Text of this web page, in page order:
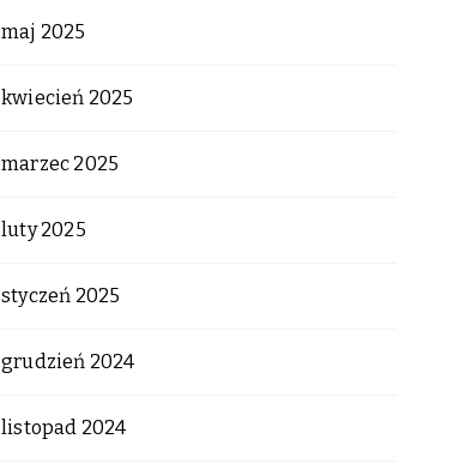
maj 2025
kwiecień 2025
marzec 2025
luty 2025
styczeń 2025
grudzień 2024
listopad 2024